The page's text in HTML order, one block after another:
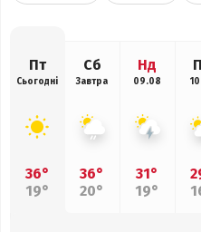
Пт
Сьогодні
36°
19°
Сб
Завтра
36°
20°
Нд
09.08
31°
19°